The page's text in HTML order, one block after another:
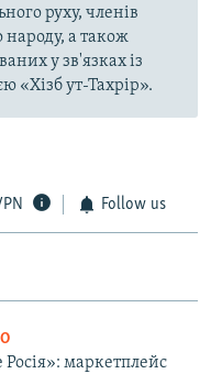
руху, членів
народу, а також
у зв'язках із
«Хізб ут-Тахрір».
Follow us
маркетплейс